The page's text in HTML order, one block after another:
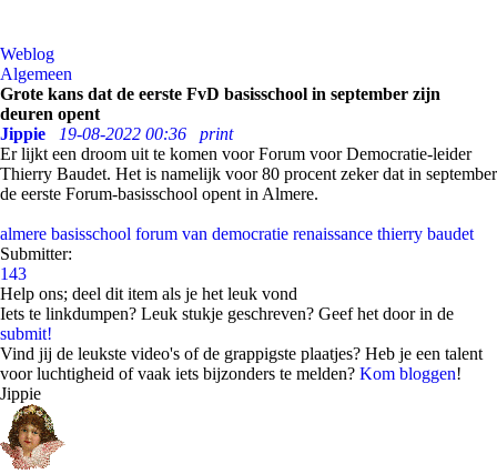
Weblog
Algemeen
Grote kans dat de eerste FvD basisschool in september zijn
deuren opent
Jippie
19-08-2022 00:36
print
Er lijkt een droom uit te komen voor Forum voor Democratie-leider
Thierry Baudet. Het is namelijk voor 80 procent zeker dat in september
de eerste Forum-basisschool opent in Almere.
almere basisschool forum van democratie renaissance thierry baudet
Submitter:
143
Help ons; deel dit item als je het leuk vond
Iets te linkdumpen? Leuk stukje geschreven? Geef het door in de
submit!
Vind jij de leukste video's of de grappigste plaatjes? Heb je een talent
voor luchtigheid of vaak iets bijzonders te melden? Kom bloggen!
Jippie